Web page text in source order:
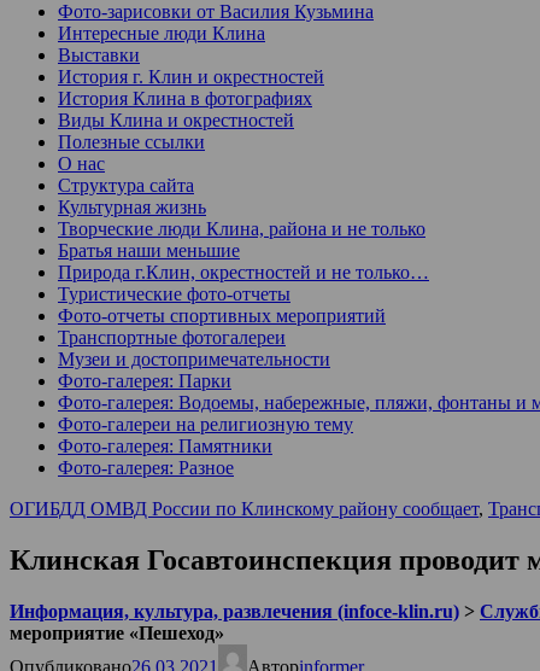
Фото-зарисовки от Василия Кузьмина
Интересные люди Клина
Выставки
История г. Клин и окрестностей
История Клина в фотографиях
Виды Клина и окрестностей
Полезные ссылки
О нас
Структура сайта
Культурная жизнь
Творческие люди Клина, района и не только
Братья наши меньшие
Природа г.Клин, окрестностей и не только…
Туристические фото-отчеты
Фото-отчеты спортивных мероприятий
Транспортные фотогалереи
Музеи и достопримечательности
Фото-галерея: Парки
Фото-галерея: Водоемы, набережные, пляжи, фонтаны и
Фото-галереи на религиозную тему
Фото-галерея: Памятники
Фото-галерея: Разное
ОГИБДД ОМВД России по Клинскому району сообщает,
Клинская Госавтоинспекция проводит
Информация, культура, развлечения (infoce-klin.ru) >
мероприятие «Пешеход»
Опубликовано26.03.2021 Авторinformer